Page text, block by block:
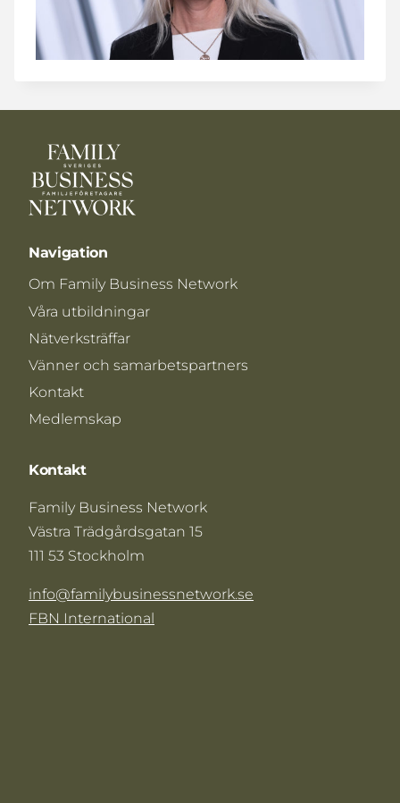
Navigation
Om Family Business Network
Våra utbildningar
Nätverksträffar
Vänner och samarbetspartners
Kontakt
Medlemskap
Kontakt
Family Business Network
Västra Trädgårdsgatan 15
111 53 Stockholm
info@familybusinessnetwork.se
FBN International